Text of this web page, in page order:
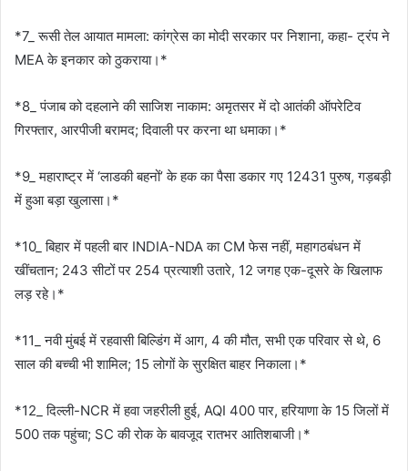
*7_ रूसी तेल आयात मामला: कांग्रेस का मोदी सरकार पर निशाना, कहा- ट्रंप ने
MEA के इनकार को ठुकराया।*
*8_ पंजाब को दहलाने की साजिश नाकाम: अमृतसर में दो आतंकी ऑपरेटिव
गिरफ्तार, आरपीजी बरामद; दिवाली पर करना था धमाका।*
*9_ महाराष्ट्र में ‘लाडकी बहनों’ के हक का पैसा डकार गए 12431 पुरुष, गड़बड़ी
में हुआ बड़ा खुलासा।*
*10_ बिहार में पहली बार INDIA-NDA का CM फेस नहीं, महागठबंधन में
खींचतान; 243 सीटों पर 254 प्रत्याशी उतारे, 12 जगह एक-दूसरे के खिलाफ
लड़ रहे।*
*11_ नवी मुंबई में रहवासी बिल्डिंग में आग, 4 की मौत, सभी एक परिवार से थे, 6
साल की बच्ची भी शामिल; 15 लोगों के सुरक्षित बाहर निकाला।*
*12_ दिल्ली-NCR में हवा जहरीली हुई, AQI 400 पार, हरियाणा के 15 जिलों में
500 तक पहुंचा; SC की रोक के बावजूद रातभर आतिशबाजी।*